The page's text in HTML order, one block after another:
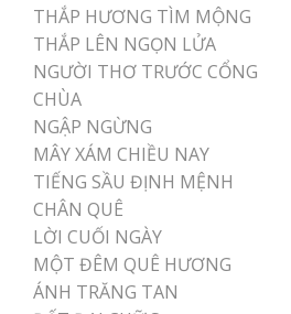
THẮP HƯƠNG TÌM MỘNG
THẮP LÊN NGỌN LỬA
NGƯỜI THƠ TRƯỚC CỔNG
CHÙA
NGẬP NGỪNG
MÂY XÁM CHIỀU NAY
TIẾNG SẦU ĐỊNH MỆNH
CHÂN QUÊ
LỜI CUỐI NGÀY
MỘT ĐÊM QUÊ HƯƠNG
ÁNH TRĂNG TAN